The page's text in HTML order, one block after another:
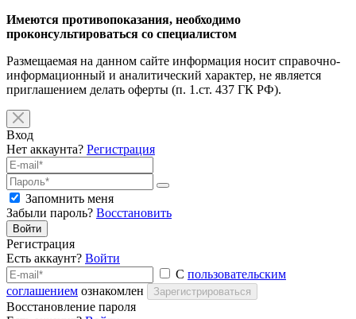
Имеются противопоказания, необходимо
проконсультироваться со специалистом
Размещаемая на данном сайте информация носит справочно-
информационный и аналитический характер, не является
приглашением делать оферты (п. 1.ст. 437 ГК РФ).
Вход
Нет аккаунта? Регистрация
Запомнить меня
Забыли пароль? Восстановить
Войти
Регистрация
Есть аккаунт? Войти
С пользовательским
соглашением ознакомлен Зарегистрироваться
Восстановление пароля